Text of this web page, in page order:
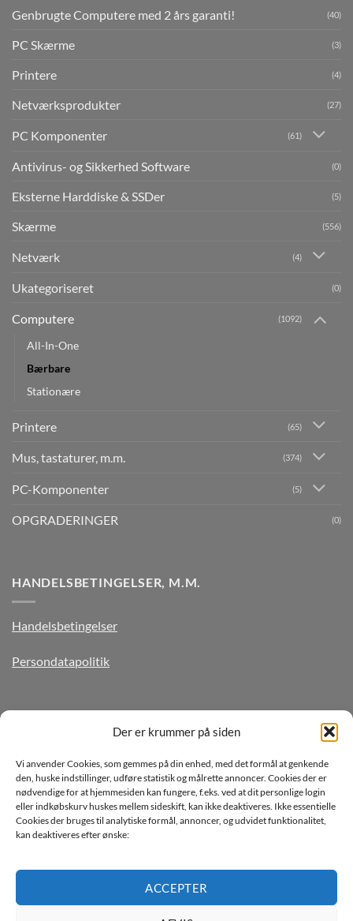
Der er krummer på siden
Vi anvender Cookies, som gemmes på din enhed, med det formål at genkende
den, huske indstillinger, udføre statistik og målrette annoncer. Cookies der er
nødvendige for at hjemmesiden kan fungere, f.eks. ved at dit personlige login
eller indkøbskurv huskes mellem sideskift, kan ikke deaktiveres. Ikke essentielle
Cookies der bruges til analytiske formål, annoncer, og udvidet funktionalitet,
kan deaktiveres efter ønske:
ACCEPTER
Genbrugte Computere med 2 års garanti! (40)
PC Skærme (3)
Printere (4)
Netværksprodukter (27)
PC Komponenter (61)
Antivirus- og Sikkerhed Software (0)
Eksterne Harddiske & SSDer (5)
Skærme (556)
Netværk (4)
Ukategoriseret (0)
Computere (1092)
All-In-One
Bærbare
Stationære
Printere (65)
Mus, tastaturer, m.m. (374)
PC-Komponenter (5)
OPGRADERINGER (0)
HANDELSBETINGELSER, M.M.
Handelsbetingelser
Persondatapolitik
Læs vores Persondatapolitik